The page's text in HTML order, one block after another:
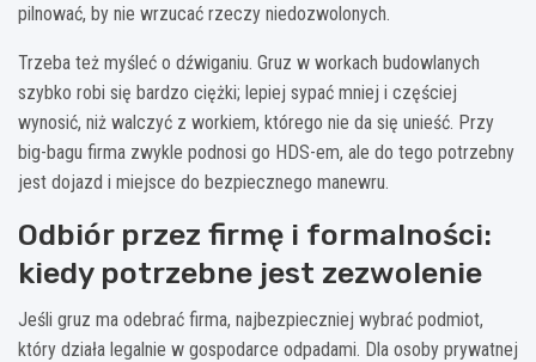
pilnować, by nie wrzucać rzeczy niedozwolonych.
Trzeba też myśleć o dźwiganiu. Gruz w workach budowlanych
szybko robi się bardzo ciężki; lepiej sypać mniej i częściej
wynosić, niż walczyć z workiem, którego nie da się unieść. Przy
big-bagu firma zwykle podnosi go HDS-em, ale do tego potrzebny
jest dojazd i miejsce do bezpiecznego manewru.
Odbiór przez firmę i formalności:
kiedy potrzebne jest zezwolenie
Jeśli gruz ma odebrać firma, najbezpieczniej wybrać podmiot,
który działa legalnie w gospodarce odpadami. Dla osoby prywatnej